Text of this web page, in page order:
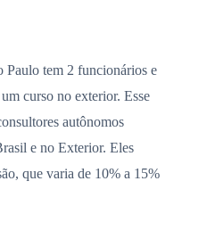
Paulo tem 2 funcionários e
curso no exterior. Esse
autônomos
e no Exterior. Eles
que varia de 10% a 15%